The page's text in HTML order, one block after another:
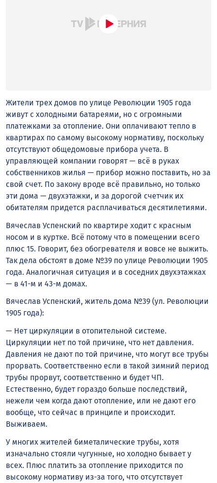
Жители трех домов по улице Революции 1905 года
живут с холодными батареями, но с огромными
платежками за отопление. Они оплачивают тепло в
квартирах по самому высокому нормативу, поскольку
отсутствуют общедомовые прибора учета. В
управляющей компании говорят — всё в руках
собственников жилья — прибор можно поставить, но за
свой счет. По закону вроде всё правильно, но только
эти дома — двухэтажки, и за дорогой счетчик их
обитателям придется расплачиваться десятилетиями.
Вячеслав Успенский по квартире ходит с красным
носом и в куртке. Всё потому что в помещении всего
плюс 15. Говорит, без обогревателя и вовсе не выжить.
Так дела обстоят в доме №39 по улице Революции 1905
года. Аналогичная ситуация и в соседних двухэтажках
— в 41-м и 43-м домах.
Вячеслав Успенский, житель дома №39 (ул. Революции
1905 года):
— Нет циркуляции в отопительной системе.
Циркуляции нет по той причине, что нет давления.
Давления не дают по той причине, что могут все трубы
прорвать. Соответственно если в такой зимний период
трубы прорвут, соответственно и будет ЧП.
Естественно, будет гораздо больше последствий,
нежели чем когда дают отопление, или не дают его
вообще, что сейчас в принципе и происходит.
Выживаем.
У многих жителей биметалические трубы, хотя
изначально стояли чугунные, но холодно бывает у
всех. Плюс платить за отопление приходится по
высокому нормативу из-за того, что отсутствует